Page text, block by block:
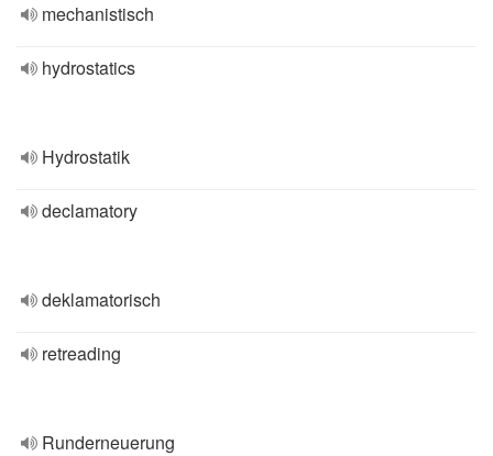
mechanistisch
hydrostatics
Hydrostatik
declamatory
deklamatorisch
retreading
Runderneuerung